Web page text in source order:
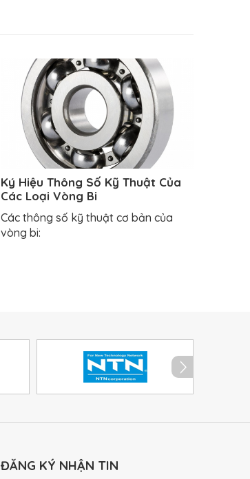
Ký Hiệu Thông Số Kỹ Thuật Của
Các Loại Vòng Bi
Các thông số kỹ thuật cơ bản của
vòng bi:
ĐĂNG KÝ NHẬN TIN